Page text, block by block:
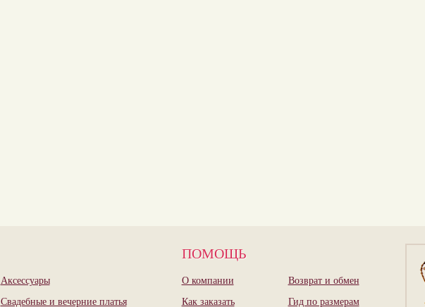
Аксессуары
Свадебные и вечерние платья
ПОМОЩЬ
О компании
Как заказать
Возврат и обмен
Гид по размерам